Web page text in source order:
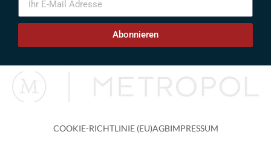
Abonnieren
COOKIE-RICHTLINIE (EU)AGBIMPRESSUM